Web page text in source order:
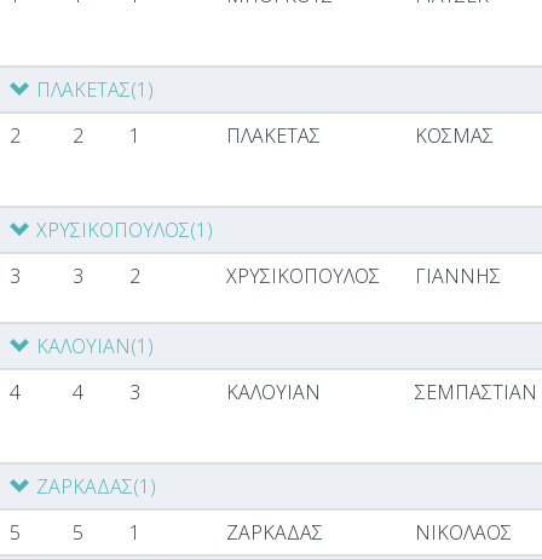
ΠΛΑΚΕΤΑΣ(1)
2
2 1 ΠΛΑΚΕΤΑΣ ΚΟΣΜΑΣ
ΧΡΥΣΙΚΟΠΟΥΛΟΣ(1)
3
3 2 ΧΡΥΣΙΚΟΠΟΥΛΟΣ ΓΙΑΝΝΗΣ
ΚΑΛΟΥΙΑΝ(1)
4
4 3 ΚΑΛΟΥΙΑΝ ΣΕΜΠΑΣΤΙΑΝ
ΖΑΡΚΑΔΑΣ(1)
5
5 1 ΖΑΡΚΑΔΑΣ
ΝΙΚΟΛΑΟΣ